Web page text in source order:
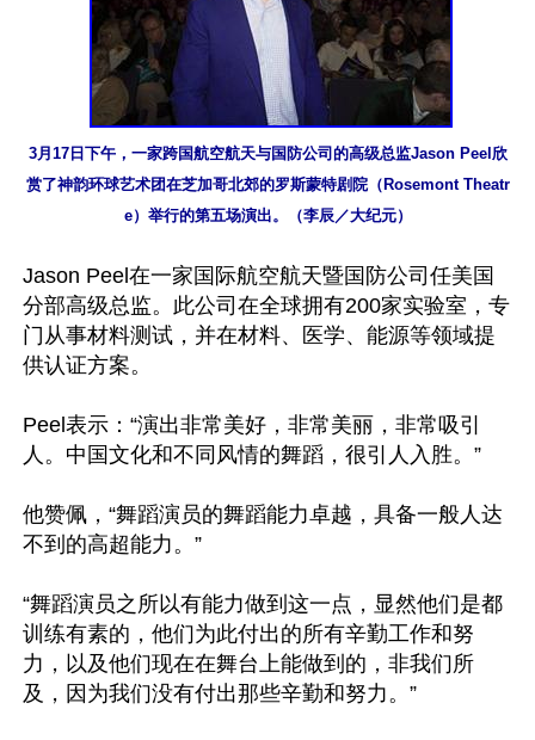
3月17日下午，一家跨国航空航天与国防公司的高级总监Jason Peel欣
赏了神韵环球艺术团在芝加哥北郊的罗斯蒙特剧院（Rosemont Theatr
e）举行的第五场演出。（李辰／大纪元）
Jason Peel在一家国际航空航天暨国防公司任美国
分部高级总监。此公司在全球拥有200家实验室，专
门从事材料测试，并在材料、医学、能源等领域提
供认证方案。
Peel表示：“演出非常美好，非常美丽，非常吸引
人。中国文化和不同风情的舞蹈，很引人入胜。”
他赞佩，“舞蹈演员的舞蹈能力卓越，具备一般人达
不到的高超能力。”
“舞蹈演员之所以有能力做到这一点，显然他们是都
训练有素的，他们为此付出的所有辛勤工作和努
力，以及他们现在在舞台上能做到的，非我们所
及，因为我们没有付出那些辛勤和努力。”